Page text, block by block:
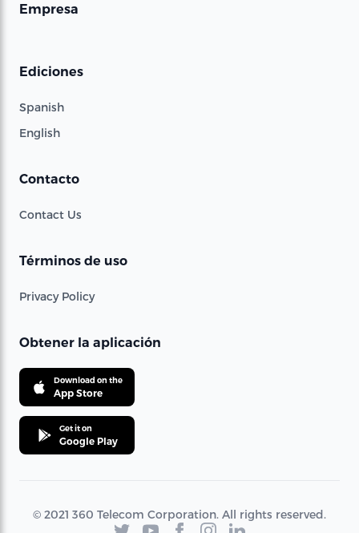
Empresa
Ediciones
Spanish
English
Contacto
Contact Us
Términos de uso
Privacy Policy
Obtener la aplicación
Download on the
App Store
Get it on
Google Play
© 2021 360 Telecom Corporation. All rights reserved.